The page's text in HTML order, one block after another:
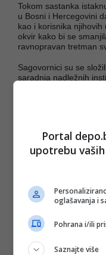
Tokom sastanka
u Bosni i Hercegovini
kao i korisnika
okvir kako bi se
ravnopravan tretman
Sagovornici su se
saradnja nadležnih
unapređenja
turističkog smještaja u
Federalnog
(FENA/ad)
PODIJELI NA
Depo.ba pratite
Portal
upotrebu
oglašavanja i
Pohrana i/ili
Saznajte više